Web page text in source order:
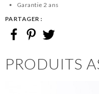
Garantie 2 ans
PARTAGER :
PRODUITS